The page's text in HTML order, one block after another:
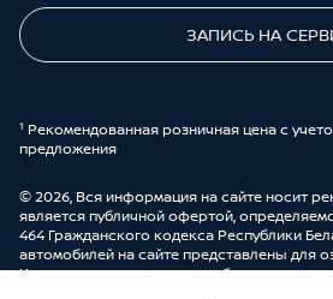
ЗАПИСЬ НА
¹ Рекомендованная розничная цена с
предложения
© 2026, Вся информация на сайте носит
является публичной офертой,
464 Гражданского кодекса Республики
автомобилей на сайте представлены для
Комплектации и цены могут быть